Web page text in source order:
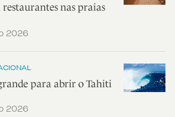
nas praias
2026
para abrir o Tahiti
2026